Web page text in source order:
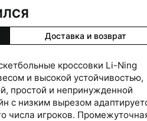
Доставка и возврат
кроссовки Li-Ning
и высокой устойчивостью,
простой и непринужденной
с низким вырезом
числа игроков.